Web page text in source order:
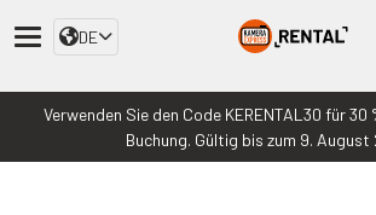
DE
Verwenden Sie den Code KERENTAL30 für
Buchung. Gültig bis zum 9. August